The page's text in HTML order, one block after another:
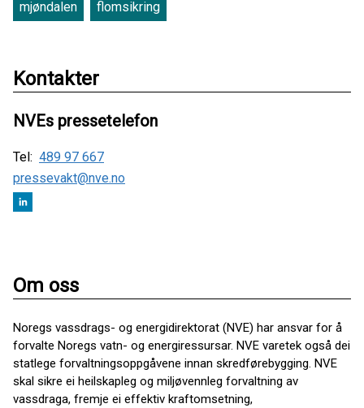
mjøndalen flomsikring
Kontakter
NVEs pressetelefon
Tel: 489 97 667
pressevakt@nve.no
Om oss
Noregs vassdrags- og energidirektorat (NVE) har ansvar for å
forvalte Noregs vatn- og energiressursar. NVE varetek også dei
statlege forvaltningsoppgåvene innan skredførebygging. NVE
skal sikre ei heilskapleg og miljøvennleg forvaltning av
vassdraga, fremje ei effektiv kraftomsetning,